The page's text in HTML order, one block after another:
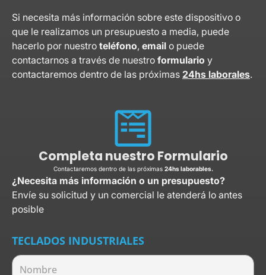
Si necesita más información sobre este dispositivo o
que le realizamos un presupuesto a media, puede
hacerlo por nuestro teléfono, email o puede
contactarnos a través de nuestro formulario y
contactaremos dentro de las próximas 24hs laborales.
Completa nuestro Formulario
Contactaremos dentro de las próximas 24hs laborables.
¿Necesita más información o un presupuesto?
Envíe su solicitud y un comercial le atenderá lo antes
posible
TECLADOS INDUSTRIALES